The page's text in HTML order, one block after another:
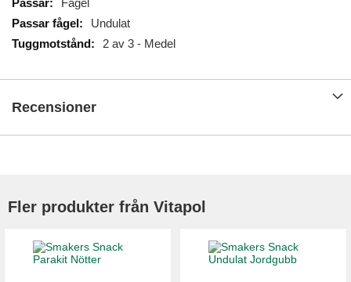
Fågel
Undulat
2 av 3 - Medel
Recensioner
Fler produkter från Vitapol